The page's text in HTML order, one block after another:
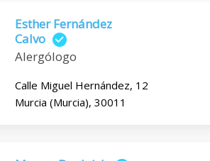
Esther Fernández
Calvo
Alergólogo
Calle Miguel Hernández, 12
Murcia (Murcia), 30011